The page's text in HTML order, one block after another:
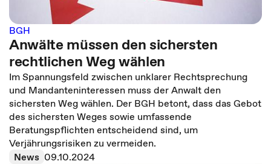
BGH
Anwälte müssen den sichersten
rechtlichen Weg wählen
Im Spannungsfeld zwischen unklarer Rechtsprechung
und Mandanteninteressen muss der Anwalt den
sichersten Weg wählen. Der BGH betont, dass das Gebot
des sichersten Weges sowie umfassende
Beratungspflichten entscheidend sind, um
Verjährungsrisiken zu vermeiden.
News 09.10.2024